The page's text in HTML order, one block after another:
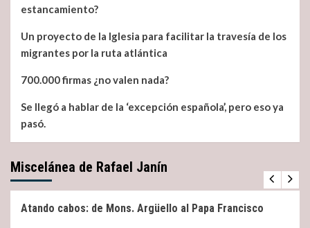
estancamiento?
Un proyecto de la Iglesia para facilitar la travesía de los
migrantes por la ruta atlántica
700.000 firmas ¿no valen nada?
Se llegó a hablar de la ‘excepción española’, pero eso ya
pasó.
Miscelánea de Rafael Janín
Miscelánea Noticias
Atando cabos: de Mons. Argüello al Papa Francisco